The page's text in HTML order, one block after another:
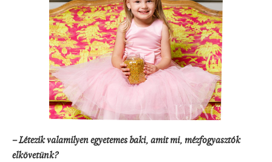
– Létezik valamilyen egyetemes baki, amit mi, mézfogyasztók
elkövetünk?